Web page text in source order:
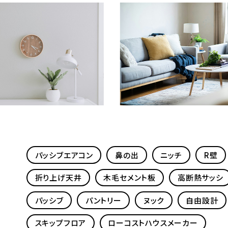
パッシブエアコン 鼻の出 ニッチ R壁
折り上げ天井 木毛セメント板 高断熱サッシ
パッシブ パントリー ヌック 自由設計
スキップフロア ローコストハウスメーカー